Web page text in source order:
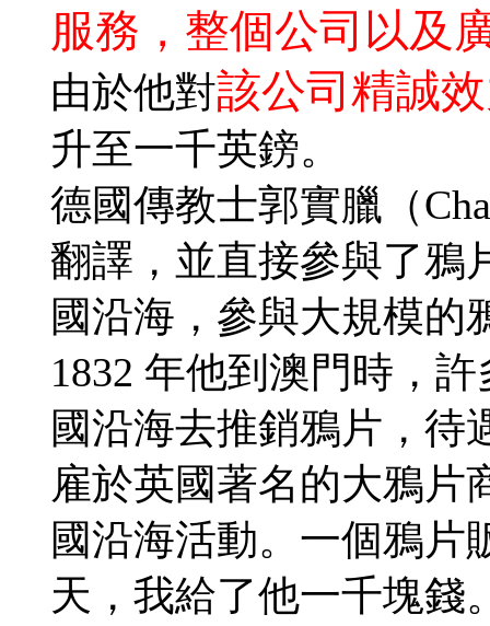
服務，整個公司以及
由於他對該公司精誠
升至一千英鎊。
德國傳教士郭實臘（
翻譯，並直接參與了鴉
國沿海，參與大規模的
1832 年他到澳門時，
國沿海去推銷鴉片，待
雇於英國著名的大鴉片
國沿海活動。一個鴉片
天，我給了他一千塊錢